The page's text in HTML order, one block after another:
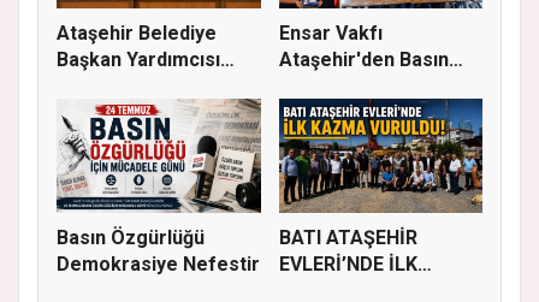
Ataşehir Belediye
Başkan Yardımcısı
Ensar Vakfı
Ataşehir'den Basın
Basın Özgürlüğü
Demokrasiye Nefestir
BATI ATAŞEHİR
EVLERİ’NDE İLK